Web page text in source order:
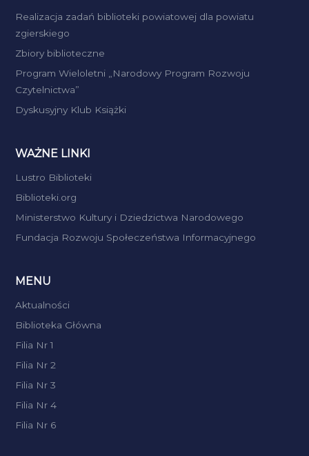
Realizacja zadań biblioteki powiatowej dla powiatu
zgierskiego
Zbiory biblioteczne
Program Wieloletni „Narodowy Program Rozwoju
Czytelnictwa”
Dyskusyjny Klub Książki
WAŻNE LINKI
Lustro Biblioteki
Biblioteki.org
Ministerstwo Kultury i Dziedzictwa Narodowego
Fundacja Rozwoju Społeczeństwa Informacyjnego
MENU
Aktualności
Biblioteka Główna
Filia Nr 1
Filia Nr 2
Filia Nr 3
Filia Nr 4
Filia Nr 6